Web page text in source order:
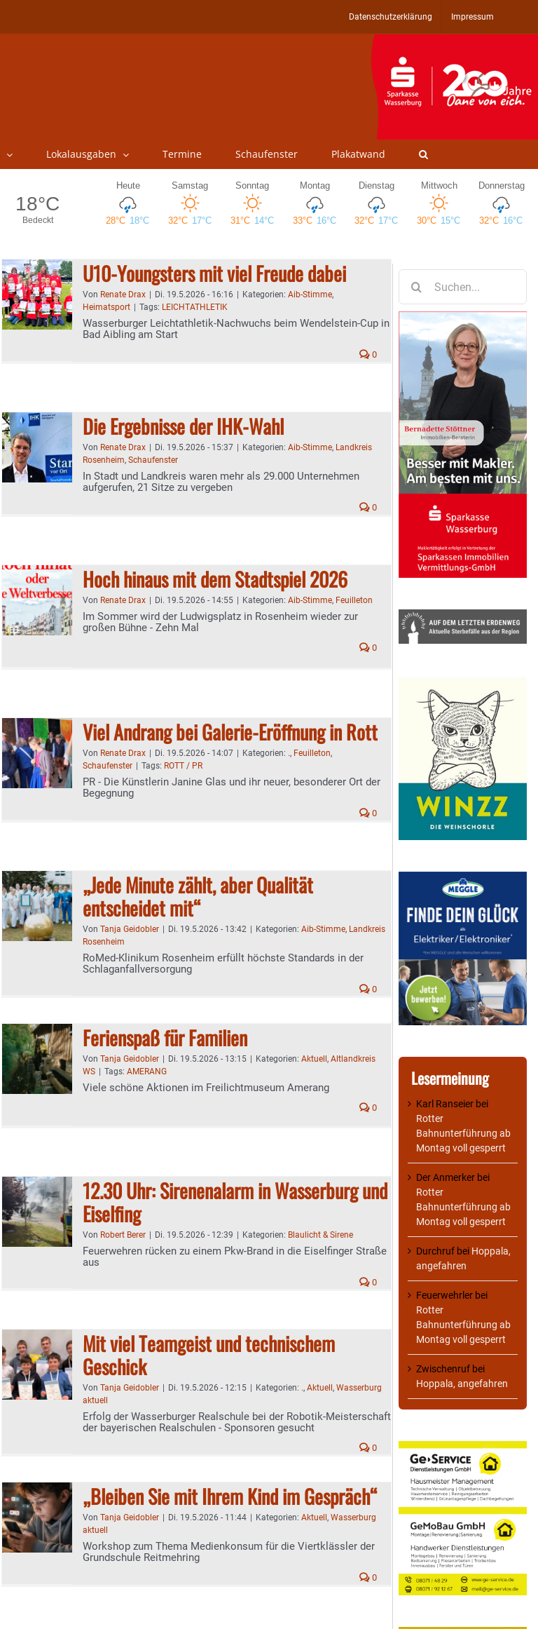
Datenschutzerklärung Impressum
Lokalausgaben Termine Schaufenster Plakatwand
U10-Youngsters mit viel Freude dabei
Von Renate Drax Di. 19.5.2026 - 16:16 Kategorien: Aib-Stimme,
Heimatsport
Tags: LEICHTATHLETIK
Wasserburger Leichtathletik-Nachwuchs beim Wendelstein-Cup in
Bad Aibling am Start
0
Die Ergebnisse der IHK-Wahl
Von Renate Drax Di. 19.5.2026 - 15:37 Kategorien: Aib-Stimme, Landkreis
Rosenheim, Schaufenster
In Stadt und Landkreis waren mehr als 29.000 Unternehmen
aufgerufen, 21 Sitze zu vergeben
0
Hoch hinaus mit dem Stadtspiel 2026
Von Renate Drax Di. 19.5.2026 - 14:55 Kategorien: Aib-Stimme, Feuilleton
Im Sommer wird der Ludwigsplatz in Rosenheim wieder zur
großen Bühne - Zehn Mal
0
Viel Andrang bei Galerie-Eröffnung in Rott
Von Renate Drax Di. 19.5.2026 - 14:07 Kategorien: ., Feuilleton,
Schaufenster
Tags: ROTT / PR
PR - Die Künstlerin Janine Glas und ihr neuer, besonderer Ort der
Begegnung
0
„Jede Minute zählt, aber Qualität
entscheidet mit“
Von Tanja Geidobler Di. 19.5.2026 - 13:42 Kategorien: Aib-Stimme, Landkreis
Rosenheim
RoMed-Klinikum Rosenheim erfüllt höchste Standards in der
Schlaganfallversorgung
0
Ferienspaß für Familien
Von Tanja Geidobler Di. 19.5.2026 - 13:15 Kategorien: Aktuell , Altlandkreis
WS
Tags: AMERANG
Viele schöne Aktionen im Freilichtmuseum Amerang
0
12.30 Uhr: Sirenenalarm in Wasserburg und
Eiselfing
Von Robert Berer Di. 19.5.2026 - 12:39 Kategorien: Blaulicht & Sirene
Feuerwehren rücken zu einem Pkw-Brand in die Eiselfinger Straße
aus
0
Mit viel Teamgeist und technischem
Geschick
Von Tanja Geidobler Di. 19.5.2026 - 12:15 Kategorien: ., Aktuell , Wasserburg
aktuell
Erfolg der Wasserburger Realschule bei der Robotik-Meisterschaft
der bayerischen Realschulen - Sponsoren gesucht
0
„Bleiben Sie mit Ihrem Kind im Gespräch“
Von Tanja Geidobler Di. 19.5.2026 - 11:44 Kategorien: Aktuell , Wasserburg
aktuell
Workshop zum Thema Medienkonsum für die Viertklässler der
Grundschule Reitmehring
0
nach:
Lesermeinung
Karl Ranseier bei
Rotter
Bahnunterführung ab
Montag voll gesperrt
Der Anmerker bei
Rotter
Bahnunterführung ab
Montag voll gesperrt
Durchruf bei Hoppala,
angefahren
Feuerwehrler bei
Rotter
Bahnunterführung ab
Montag voll gesperrt
Zwischenruf bei
Hoppala, angefahren